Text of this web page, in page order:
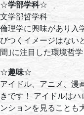
☆学部学科☆
文学部哲学科
倫理学に興味があり入
びつくイメージはない
間｣に注目した環境哲
☆趣味☆
アイドル、アニメ、漫
きです！ アイドルは
ンションを見ることも